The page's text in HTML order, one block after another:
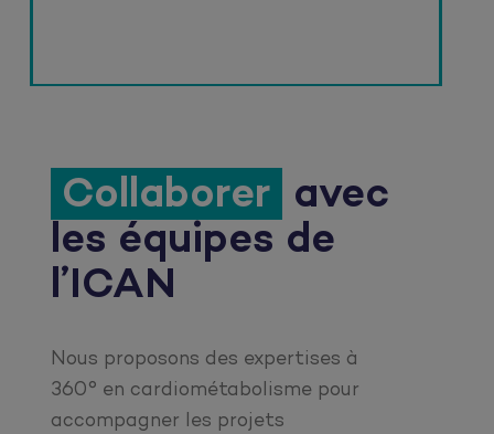
Collaborer avec
les équipes de
l’ICAN
Nous proposons des expertises à
360° en cardiométabolisme pour
accompagner les projets